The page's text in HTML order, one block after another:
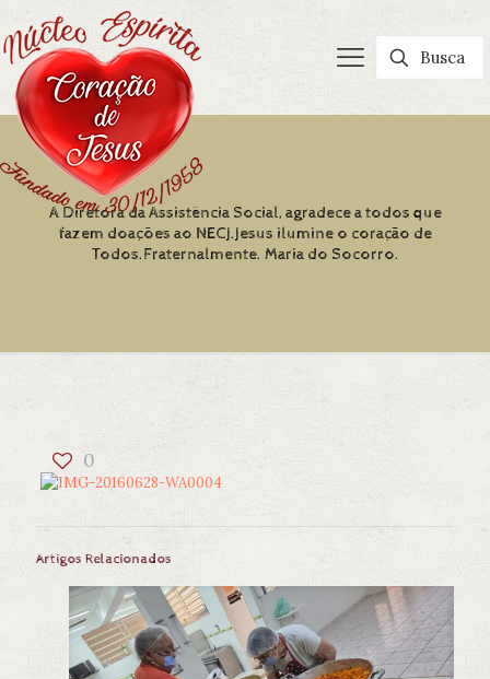
A Diretora da Assistência Social, agradece a todos que
fazem doações ao NECJ.Jesus ilumine o coração de
Todos.Fraternalmente. Maria do Socorro.
0
Artigos Relacionados